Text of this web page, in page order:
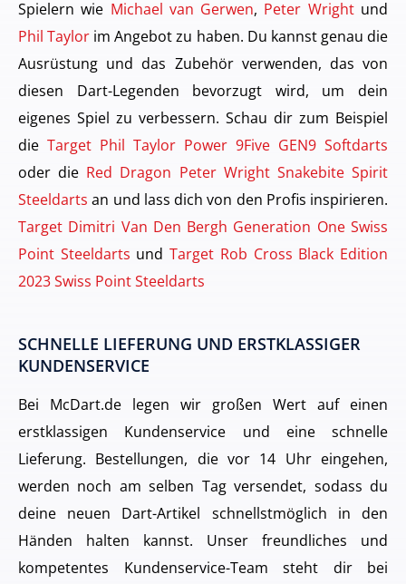
Spielern wie Michael van Gerwen, Peter Wrightund
Phil Taylor im Angebot zu haben. Du kannst genau die
Ausrüstung und das Zubehör verwenden, das von
diesen Dart-Legenden bevorzugt wird, um dein
eigenes Spiel zu verbessern. Schau dir zum Beispiel
die Target Phil Taylor Power 9Five GEN9 Softdarts
oder die Red Dragon Peter Wright Snakebite Spirit
Steeldarts an und lass dich von den Profis inspirieren.
Target Dimitri Van Den Bergh Generation One Swiss
Point Steeldarts undTarget Rob Cross Black Edition
2023 Swiss Point Steeldarts
SCHNELLE LIEFERUNG UND ERSTKLASSIGER
KUNDENSERVICE
Bei McDart.de legen wir großen Wert auf einen
erstklassigen Kundenservice und eine schnelle
Lieferung. Bestellungen, die vor 14 Uhr eingehen,
werden noch am selben Tag versendet, sodass du
deine neuen Dart-Artikel schnellstmöglich in den
Händen halten kannst. Unser freundliches und
kompetentes Kundenservice-Team steht dir bei